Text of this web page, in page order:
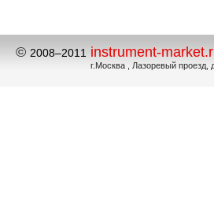
© 2008–2011 instrument-
г.Москва , Лазоревый проезд,